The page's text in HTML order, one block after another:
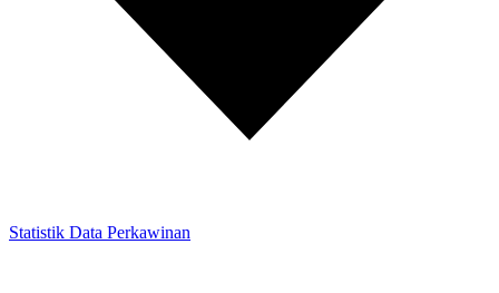
Statistik Data Perkawinan